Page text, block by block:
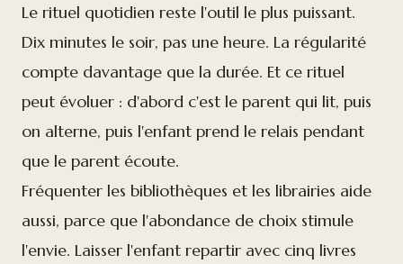
Le rituel quotidien reste l'outil le plus puissant.
Dix minutes le soir, pas une heure. La régularité
compte davantage que la durée. Et ce rituel
peut évoluer : d'abord c'est le parent qui lit, puis
on alterne, puis l'enfant prend le relais pendant
que le parent écoute.
Fréquenter les bibliothèques et les librairies aide
aussi, parce que l'abondance de choix stimule
l'envie. Laisser l'enfant repartir avec cinq livres